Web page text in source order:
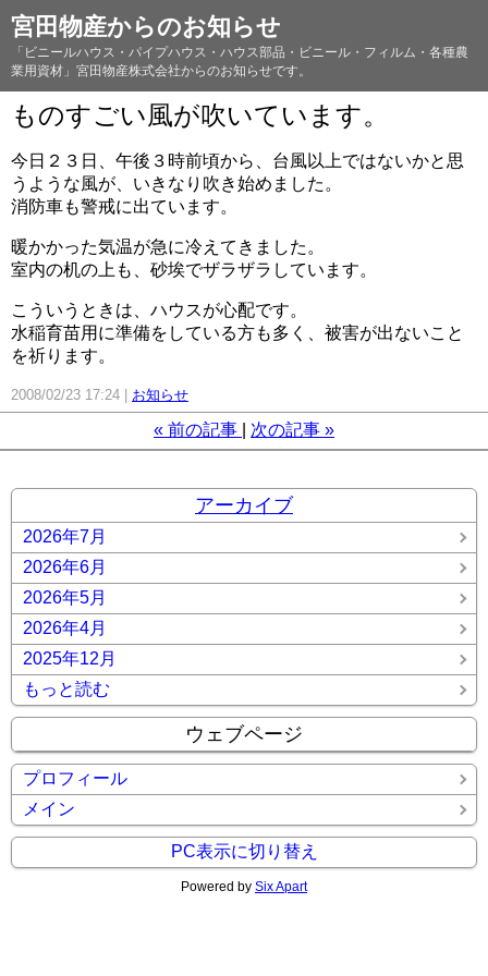
宮田物産からのお知らせ
「ビニールハウス・パイプハウス・ハウス部品・ビニール・フィルム・各種農
業用資材」宮田物産株式会社からのお知らせです。
ものすごい風が吹いています。
今日２３日、午後３時前頃から、台風以上ではないかと思
うような風が、いきなり吹き始めました。
消防車も警戒に出ています。
暖かかった気温が急に冷えてきました。
室内の机の上も、砂埃でザラザラしています。
こういうときは、ハウスが心配です。
水稲育苗用に準備をしている方も多く、被害が出ないこと
を祈ります。
2008/02/23 17:24 お知らせ
« 前の記事 次の記事 »
アーカイブ
2026年7月
2026年6月
2026年5月
2026年4月
2025年12月
もっと読む
ウェブページ
プロフィール
メイン
PC表示に切り替え
Powered by Six Apart